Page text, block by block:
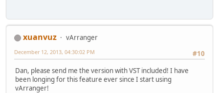
xuanvuz
vArranger
#10
December 12, 2013, 04:30:02 PM
Dan, please send me the version with VST included! I have
been longing for this feature ever since I start using
vArranger!